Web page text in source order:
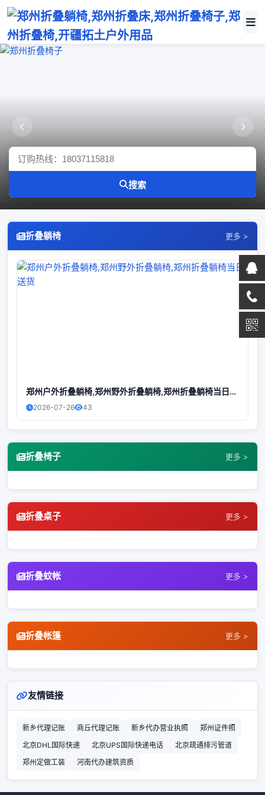
郑州折叠椅子
郑州折叠躺椅
搜索
折叠躺椅 更多 >
郑州户外折叠躺椅,郑州野外折叠躺椅,郑州折叠躺椅当日送货
2026-07-26 43
折叠椅子 更多 >
折叠桌子 更多 >
折叠蚊帐 更多 >
折叠帐篷 更多 >
友情链接
新乡代理记账 商丘代理记账 新乡代办营业执照
郑州证件照
北京DHL国际快递
北京UPS国际快递电话
北京疏通排污管道
郑州定做工装
河南代办建筑资质